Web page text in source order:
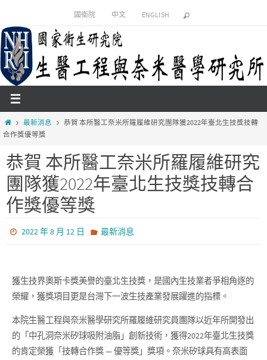
國衛院 中文 ENGLISH
最新消息
恭賀 本所醫工奈米所羅履維研究團隊獲2022年臺北生技獎技轉
合作獎優等獎
恭賀 本所醫工奈米所羅履維研究
團隊獲2022年臺北生技獎技轉合
作獎優等獎
2022 年 8 月 12 日 最新消息
獲生技界奧斯卡獎美譽的臺北生技獎，是國內生技業者爭相角逐的
榮耀，獲獎項目更是台灣下一波生技產業發展躍進的指標。
本院生醫工程與奈米醫學研究所羅履維研究員團隊以近年所開發出
的「中孔洞奈米矽球吸附油脂」創新技術，獲得2022年臺北生技獎
的肯定榮獲「技轉合作獎 — 優等獎」獎項。奈米矽球具有高表面